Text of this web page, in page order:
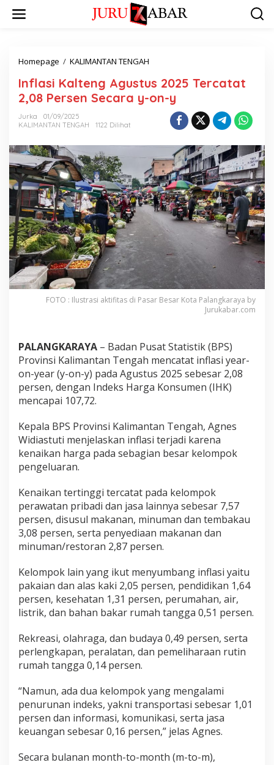
Homepage / KALIMANTAN TENGAH
Inflasi Kalteng Agustus 2025 Tercatat
2,08 Persen Secara y-on-y
Jurka
01/09/2025
KALIMANTAN TENGAH
1122 Dilihat
FOTO : Ilustrasi aktifitas di Pasar Besar Kota Palangkaraya by
Jurukabar.com
PALANGKARAYA – Badan Pusat Statistik (BPS)
Provinsi Kalimantan Tengah mencatat inflasi year-
on-year (y-on-y) pada Agustus 2025 sebesar 2,08
persen, dengan Indeks Harga Konsumen (IHK)
mencapai 107,72.
Kepala BPS Provinsi Kalimantan Tengah, Agnes
Widiastuti menjelaskan inflasi terjadi karena
kenaikan harga pada sebagian besar kelompok
pengeluaran.
Kenaikan tertinggi tercatat pada kelompok
perawatan pribadi dan jasa lainnya sebesar 7,57
persen, disusul makanan, minuman dan tembakau
3,08 persen, serta penyediaan makanan dan
minuman/restoran 2,87 persen.
Kelompok lain yang ikut menyumbang inflasi yaitu
pakaian dan alas kaki 2,05 persen, pendidikan 1,64
persen, kesehatan 1,31 persen, perumahan, air,
listrik, dan bahan bakar rumah tangga 0,51 persen.
Rekreasi, olahraga, dan budaya 0,49 persen, serta
perlengkapan, peralatan, dan pemeliharaan rutin
rumah tangga 0,14 persen.
“Namun, ada dua kelompok yang mengalami
penurunan indeks, yakni transportasi sebesar 1,01
persen dan informasi, komunikasi, serta jasa
keuangan sebesar 0,16 persen,” jelas Agnes.
Secara bulanan month-to-month (m-to-m),